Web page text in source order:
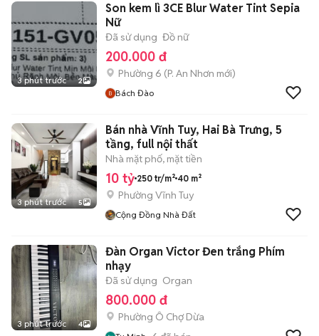
3 phút trước 2
Son kem lì 3CE Blur Water Tint Sepia
Nữ
Đã sử dụng Đồ nữ
200.000 đ
Phường 6 (P. An Nhơn mới)
Bách Đào
3 phút trước 5
Bán nhà Vĩnh Tuy, Hai Bà Trưng, 5
tầng, full nội thất
Nhà mặt phố, mặt tiền
10 tỷ 250 tr/m² 40 m²
Phường Vĩnh Tuy
Cộng Đồng Nhà Đất
3 phút trước 4
Đàn Organ Victor Đen trắng Phím
nhạy
Đã sử dụng Organ
800.000 đ
Phường Ô Chợ Dừa